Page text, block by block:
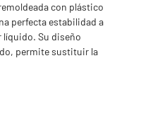
con plástico
perfecta estabilidad a
líquido. Su diseño
permite sustituir la